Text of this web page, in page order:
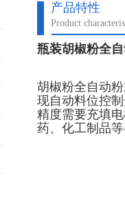
产品特性
Product
瓶装胡椒粉全
胡椒粉全自动
现自动料位控
精度需要充填
药、化工制品